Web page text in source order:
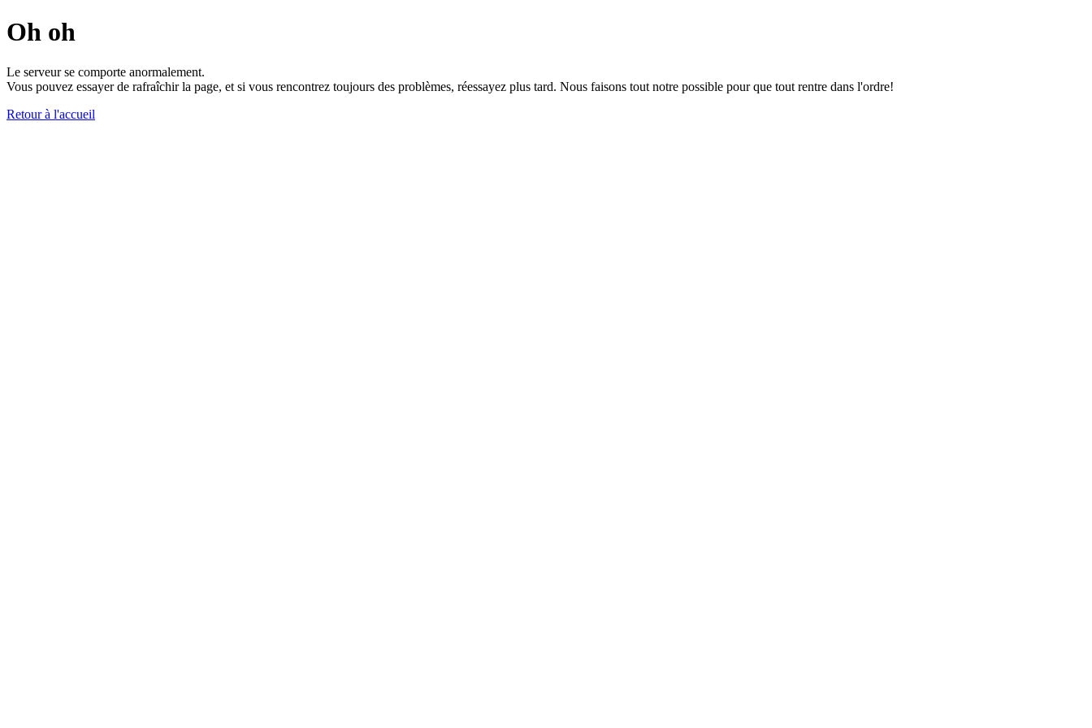
Oh oh
Le serveur se comporte anormalement.
Vous pouvez essayer de rafraîchir la page, et si vous rencontrez toujours des problèmes, réessayez plus tard. Nous faisons tout notre possible pour que tout rentre dans l'ordre!
Retour à l'accueil